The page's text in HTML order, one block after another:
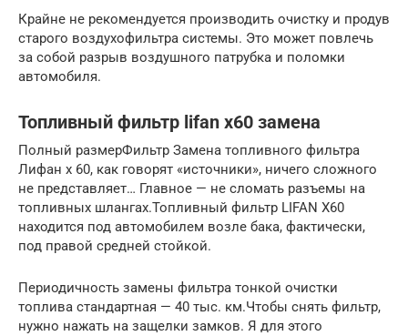
Крайне не рекомендуется производить очистку и продув
старого воздухофильтра системы. Это может повлечь
за собой разрыв воздушного патрубка и поломки
автомобиля.
Топливный фильтр lifan x60 замена
Полный размерФильтр Замена топливного фильтра
Лифан х 60, как говорят «источники», ничего сложного
не представляет… Главное — не сломать разъемы на
топливных шлангах.Топливный фильтр LIFAN X60
находится под автомобилем возле бака, фактически,
под правой средней стойкой.
Периодичность замены фильтра тонкой очистки
топлива стандартная — 40 тыс. км.Чтобы снять фильтр,
нужно нажать на защелки замков. Я для этого